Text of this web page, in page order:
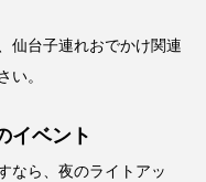
仙台子連れおでかけ関連
い。
イベント
なら、夜のライトアッ